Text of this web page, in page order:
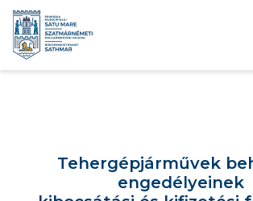
Tehergépjárművek
engedélyeinek